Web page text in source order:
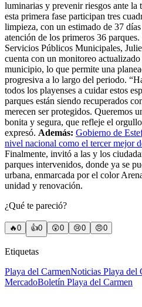
luminarias y prevenir riesgos ante la
esta primera fase participan tres
limpieza, con un estimado de 37
atención de los primeros 36
Servicios Públicos Municipales,
cuenta con un monitoreo
municipio, lo que permite una
progresiva a lo largo del periodo.
todos los playenses a cuidar estos
parques están siendo recuperados
merecen ser protegidos. Queremos
bonita y segura, que refleje el
expresó. Además: Gobierno de
nivel nacional como el tercer mejor
Finalmente, invitó a las y los
parques intervenidos, donde ya se
urbana, enmarcada por el color
unidad y renovación.
¿Qué te pareció?
🔥0 👍0 😲0 😢0 😠0
Etiquetas
Playa del CarmenNoticias Playa del
MercadoBoletín Playa del Carmen